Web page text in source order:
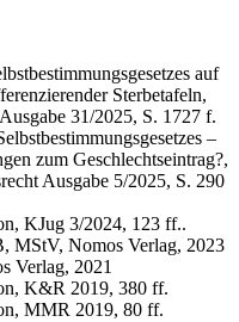
auf
Sterbetafeln,
31/2025, S. 1727 f.
–
zum Geschlechtseintrag?,
Ausgabe 5/2025, S. 290
KJug 3/2024, 123 ff..
MStV, Nomos Verlag, 2023
Verlag, 2021
K&R 2019, 380 ff.
MMR 2019, 80 ff.